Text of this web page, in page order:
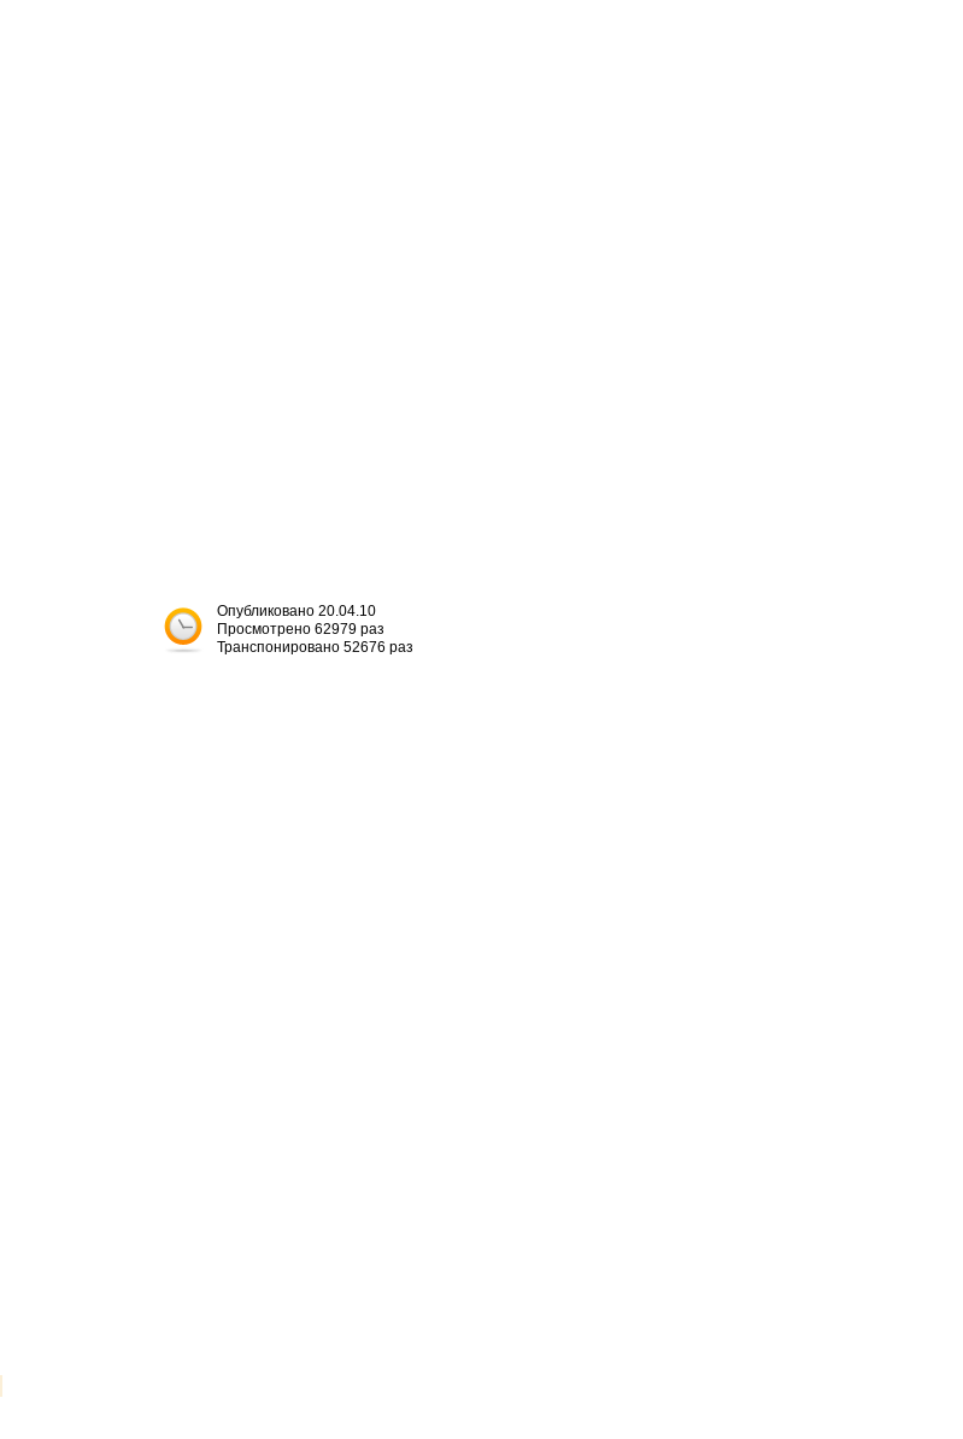
Опубликовано 20.04.10
Просмотрено 62979 раз
Транспонировано 52676 раз